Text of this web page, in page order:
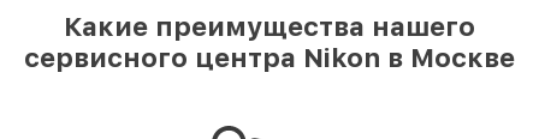
Какие преимущества нашего
сервисного центра Nikon в Москве